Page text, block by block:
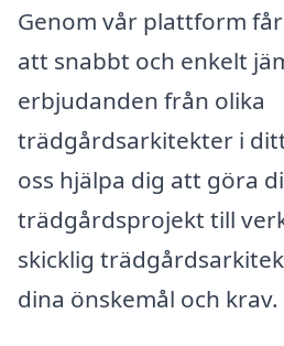
Genom vår plattform
att snabbt och enkelt
erbjudanden från olika
trädgårdsarkitekter i
oss hjälpa dig att göra
trädgårdsprojekt till
skicklig
dina önskemål och krav.